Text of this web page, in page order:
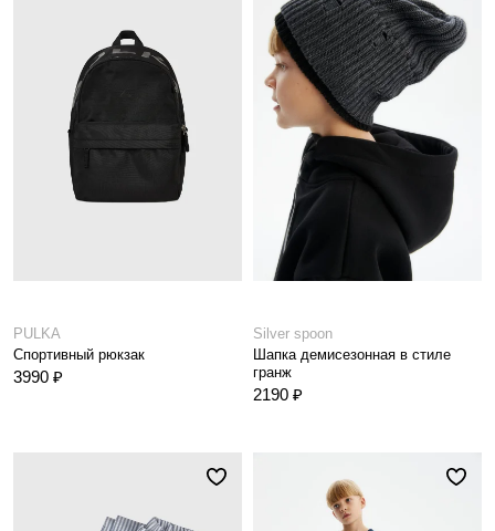
PULKA
Спортивный рюкзак
3990 ₽
Silver spoon
Шапка демисезонная в стиле
гранж
2190 ₽